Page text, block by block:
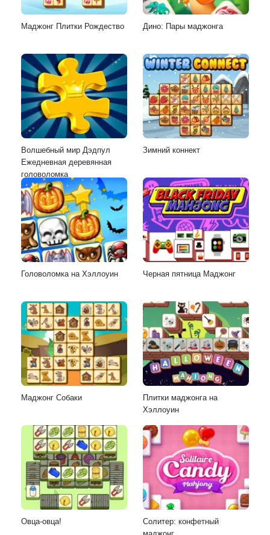
Маджонг Плитки Рождество Дино: Пары маджонга
Волшебный мир Дэдпул
Ежедневная деревянная
головоломка
Зимний коннект
Головоломка на Хэллоуин Черная пятница Маджонг
Маджонг Собаки
Плитки маджонга на
Хэллоуин
Овца-овца!
Солитер: конфетный